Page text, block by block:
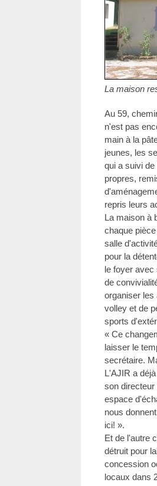
La maison
Au 59,
n'est pas
main à la
jeunes, les
qui a suivi
propres,
repris leurs
La maison à
chaque
salle
pour la
le foyer avec
de
organiser les
volley et de
sports
« Ce
laisser le
secrétaire.
L'AJIR a
son directeur
espace
nous
ici! ».
Et de l'autre
détruit pour
concession
locaux dans